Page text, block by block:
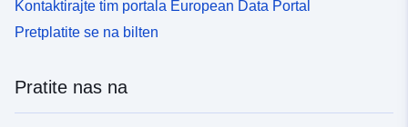
Kontaktirajte tim portala European Data Portal
Pretplatite se na bilten
Pratite nas na